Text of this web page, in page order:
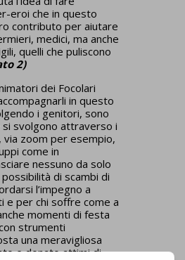
eroi che in questo
contributo per aiutare
medici, ma anche
quelli che puliscono
2)
dei Focolari
in questo
i genitori, sono
svolgono attraverso i
via zoom per esempio,
come in
nessuno da solo
possibilità di scambi di
l’impegno a
e per chi soffre come a
momenti di festa
strumenti
una meravigliosa
e donato attimi di